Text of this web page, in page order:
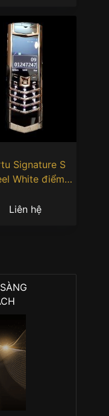
Signature S
White điểm
chủ 3ly6
Liên hệ